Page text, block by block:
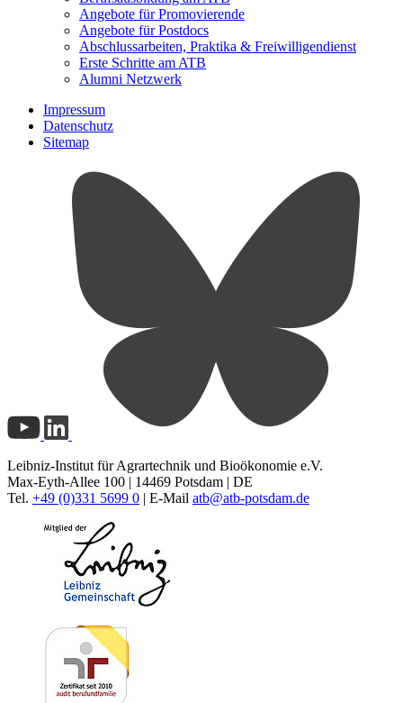
Angebote für Promovierende
Angebote für Postdocs
Abschlussarbeiten, Praktika & Freiwilligendienst
Erste Schritte am ATB
Alumni Netzwerk
Impressum
Datenschutz
Sitemap
Leibniz-Institut für Agrartechnik und Bioökonomie e.V.
Max-Eyth-Allee 100 | 14469 Potsdam | DE
Tel. +49 (0)331 5699 0 | E-Mail atb@atb-potsdam.de